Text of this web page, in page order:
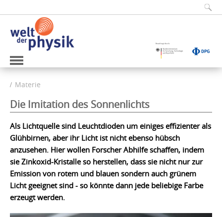
Materie
Die Imitation des Sonnenlichts
Als Lichtquelle sind Leuchtdioden um einiges effizienter als
Glühbirnen, aber ihr Licht ist nicht ebenso hübsch
anzusehen. Hier wollen Forscher Abhilfe schaffen, indem
sie Zinkoxid-Kristalle so herstellen, dass sie nicht nur zur
Emission von rotem und blauen sondern auch grünem
Licht geeignet sind - so könnte dann jede beliebige Farbe
erzeugt werden.